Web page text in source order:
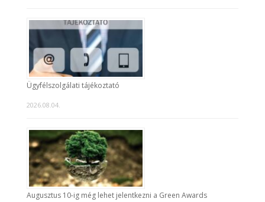
Ügyfélszolgálati tájékoztató
2026.08.04.
Augusztus 10-ig még lehet jelentkezni a Green Awards